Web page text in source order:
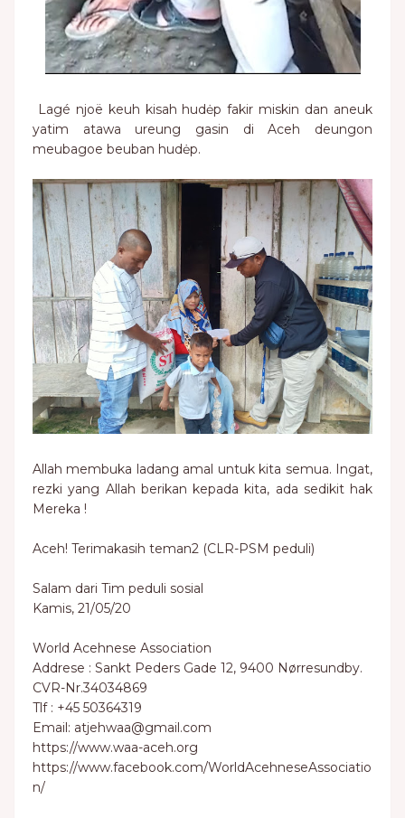
Lagé njoë keuh kisah hudėp fakir miskin dan aneuk
yatim atawa ureung gasin di Aceh deungon
meubagoe beuban hudėp.
Allah membuka ladang amal untuk kita semua. Ingat,
rezki yang Allah berikan kepada kita, ada sedikit hak
Mereka !
Aceh! Terimakasih teman2 (CLR-PSM peduli)
Salam dari Tim peduli sosial
Kamis, 21/05/20
World Acehnese Association
Addrese : Sankt Peders Gade 12, 9400 Nørresundby.
CVR-Nr.34034869
Tlf : +45 50364319
Email: atjehwaa@gmail.com
https://www.waa-aceh.org
https://www.facebook.com/WorldAcehneseAssociatio
n/